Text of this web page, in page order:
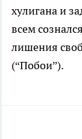
хулигана и
всем
лишения
(“Побои”).